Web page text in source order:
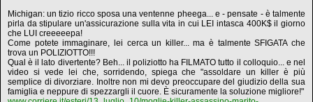
Michigan: un tizio ricco sposa una ventenne pheega... e - pensate - è talmente
pirla da stipulare un'assicurazione sulla vita in cui LEI intasca 400K$ il giorno
che LUI creeeeepa!
Come potete immaginare, lei cerca un killer... ma è talmente SFIGATA che
trova un POLIZIOTTO!!!
Qual è il lato divertente? Beh... il poliziotto ha FILMATO tutto il colloquio... e nel
video si vede lei che, sorridendo, spiega che "assoldare un killer è più
semplice di divorziare. Inoltre non mi devo preoccupare del giudizio della sua
famiglia e neppure di spezzargli il cuore. È sicuramente la soluzione migliore!"